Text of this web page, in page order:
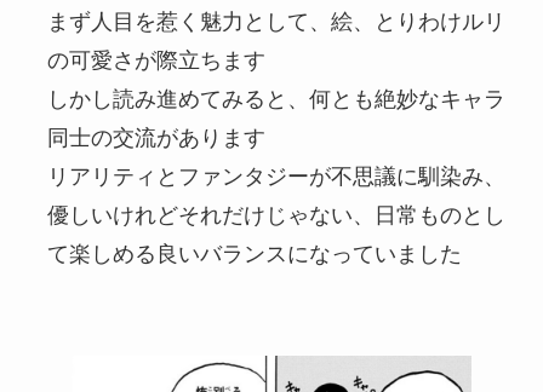
まず人目を惹く魅力として、絵、とりわけルリ
の可愛さが際立ちます
しかし読み進めてみると、何とも絶妙なキャラ
同士の交流があります
リアリティとファンタジーが不思議に馴染み、
優しいけれどそれだけじゃない、日常ものとし
て楽しめる良いバランスになっていました